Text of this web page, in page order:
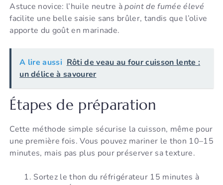
Astuce novice: l’huile neutre àpoint de fumée élevé
facilite une belle saisie sans brûler, tandis que l’olive
apporte du goût en marinade.
A lire aussi Rôti de veau au four cuisson lente :
un délice à savourer
Étapes de préparation
Cette méthode simple sécurise la cuisson, même pour
une première fois. Vous pouvez mariner le thon 10–15
minutes, mais pas plus pour préserver sa texture.
Sortez le thon du réfrigérateur 15 minutes à